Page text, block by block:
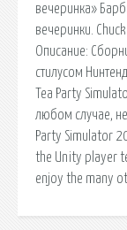
вечеринка»
вечеринки.
Описание:
стилусом
Tea Party
любом случае,
Party Simulator
the Unity player
enjoy the many